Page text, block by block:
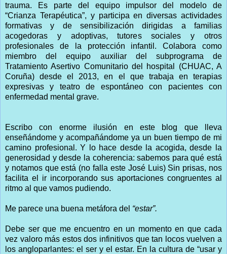
trauma. Es parte del equipo impulsor del modelo de
“Crianza Terapéutica”, y participa en diversas actividades
formativas y de sensibilización dirigidas a familias
acogedoras y adoptivas, tutores sociales y otros
profesionales de la protección infantil. Colabora como
miembro del equipo auxiliar del subprograma de
Tratamiento Asertivo Comunitario del hospital (CHUAC, A
Coruña) desde el 2013, en el que trabaja en terapias
expresivas y teatro de espontáneo con pacientes con
enfermedad mental grave.
Escribo con enorme ilusión en este blog que lleva
enseñándome y acompañándome ya un buen tiempo de mi
camino profesional. Y lo hace desde la acogida, desde la
generosidad y desde la coherencia: sabemos para qué está
y notamos que está (no falla este José Luis) Sin prisas, nos
facilita el ir incorporando sus aportaciones congruentes al
ritmo al que vamos pudiendo.
Me parece una buena metáfora del “estar”.
Debe ser que me encuentro en un momento en que cada
vez valoro más estos dos infinitivos que tan locos vuelven a
los angloparlantes: el ser y el estar. En la cultura de “usar y